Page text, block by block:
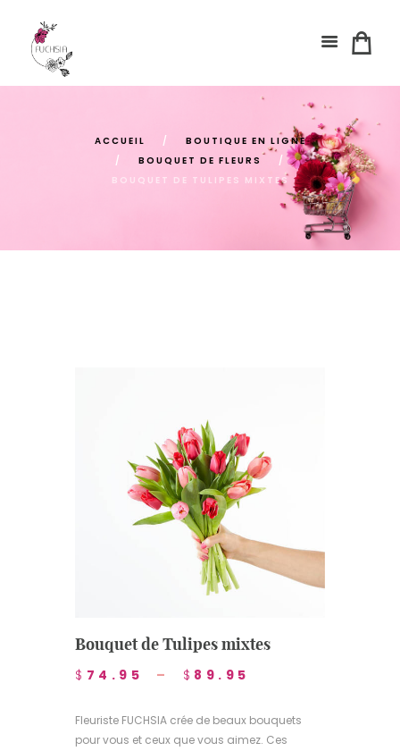
ACCUEIL
BOUTIQUE EN LIGNE
BOUQUET DE FLEURS
BOUQUET DE TULIPES MIXTES
Bouquet de Tulipes mixtes
$ 74.95 – $ 89.95
Fleuriste FUCHSIA crée de beaux bouquets
pour vous et ceux que vous aimez. Ces